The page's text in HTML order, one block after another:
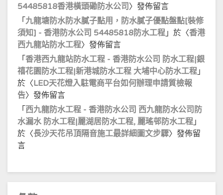
54485818香港橫頭磡防水公司 〉發佈留言
「 九龍塘防水防水膩子點用，防水膩子優點盤點[裝修
須知] - 香港防水公司 54485818防水工程 」於〈香港
西九龍站防水工程〉發佈留言
「 香港西九龍站防水工程 - 香港防水公司 防水工程|銀
禧花園防水工程|新港城防水工程 大埔中心防水工程 」
於〈LED天花燈入駐電商平台如何辦理申請質檢報
告〉發佈留言
「 西九龍防水工程 - 香港防水公司 西九龍防水公司防
水漏水 防水工程|麗湖居防水工程, 麗瑤邨防水工程 」
於〈長沙天花吊頂隔音施工最詳細圖文步驟〉發佈留
言